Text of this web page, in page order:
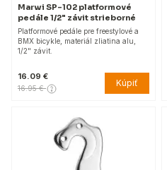
Marwi SP-102 platformové
pedále 1/2" závit strieborné
Platformové pedále pre freestylové a
BMX bicykle, materiál zliatina alu,
1/2" závit.
16.09 €
16.95 € Kúpiť